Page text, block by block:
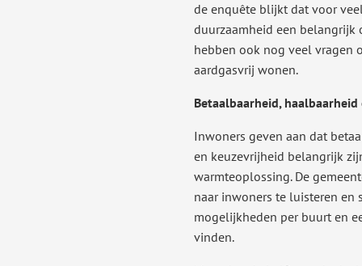
de enquête blijkt dat voor
duurzaamheid een belangrijk
hebben ook nog veel vragen
aardgasvrij wonen.
Betaalbaarheid,
Inwoners geven aan dat
en keuzevrijheid belangrijk
warmteoplossing. De
naar inwoners te luisteren en
mogelijkheden per buurt en
vinden.